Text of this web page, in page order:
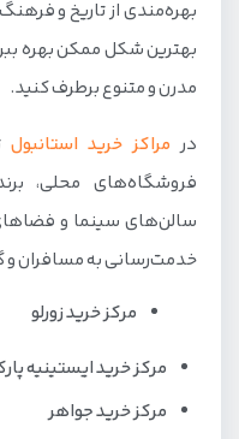
بهره‌مندی از تاریخ و
بهترین شکل ممکن بهره
مدرن و متنوع برطرف کنید.
در مراکز خرید استانبول
فروشگاه‌های محلی،
سالن‌های سینما و
خدمت‌رسانی به مسافران
مرکز خرید زورلو
مرکز خرید ایستینیه
مرکز خرید جواهر